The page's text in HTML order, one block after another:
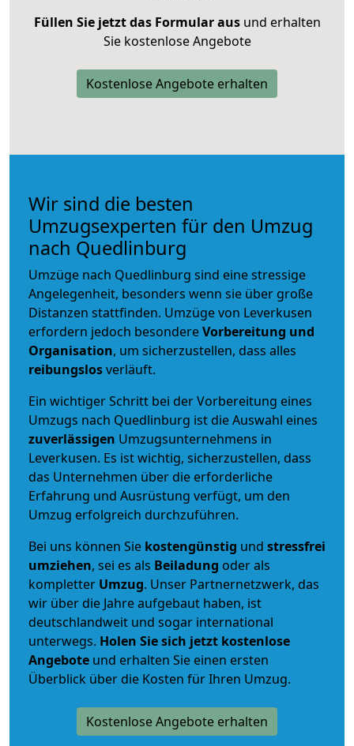
Füllen Sie jetzt das Formular ausund erhalten
Sie kostenlose Angebote
Kostenlose Angebote erhalten
Wir sind die besten
Umzugsexperten für den Umzug
nach Quedlinburg
Umzüge nach Quedlinburg sind eine stressige
Angelegenheit, besonders wenn sie über große
Distanzen stattfinden. Umzüge von Leverkusen
erfordern jedoch besondereVorbereitung und
Organisation, um sicherzustellen, dass alles
reibungslosverläuft.
Ein wichtiger Schritt bei der Vorbereitung eines
Umzugs nach Quedlinburg ist die Auswahl eines
zuverlässigen Umzugsunternehmens in
Leverkusen. Es ist wichtig, sicherzustellen, dass
das Unternehmen über die erforderliche
Erfahrung und Ausrüstung verfügt, um den
Umzug erfolgreich durchzuführen.
Bei uns können Sie kostengünstig und stressfrei
umziehen, sei es als Beiladung oder als
kompletter Umzug. Unser Partnernetzwerk, das
wir über die Jahre aufgebaut haben, ist
deutschlandweit und sogar international
unterwegs. Holen Sie sich jetzt kostenlose
Angebote und erhalten Sie einen ersten
Überblick über die Kosten für Ihren Umzug.
Kostenlose Angebote erhalten